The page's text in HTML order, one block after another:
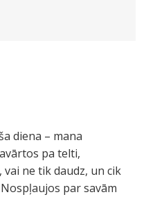
diena – mana
pa telti,
vai ne tik daudz, un cik
par savām